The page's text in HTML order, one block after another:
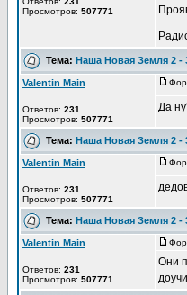
Просмотров: 507771
Тема: Наша Новая Земля 2 -
Valentin Main
Ответов: 231
Просмотров: 507771
Да
Тема: Наша Новая Земля 2 -
Valentin Main
Ответов: 231
Просмотров: 507771
Тема: Наша Новая Земля 2 -
Valentin Main
Ответов: 231
Просмотров: 507771
Они